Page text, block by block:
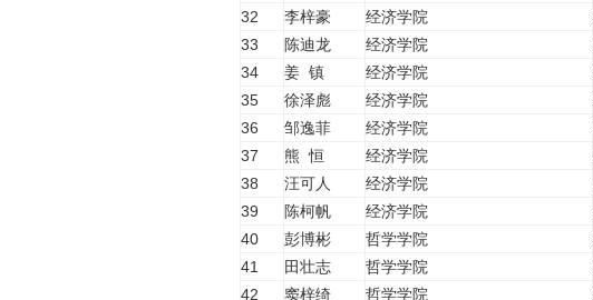
32
李梓豪 经济学院
33
陈迪龙 经济学院
34
姜 镇 经济学院
35
徐泽彪 经济学院
36
邹逸菲 经济学院
37
熊 恒 经济学院
38
汪可人 经济学院
39
陈柯帆 经济学院
40
彭博彬 哲学学院
41
田壮志 哲学学院
42
窦梓绮 哲学学院